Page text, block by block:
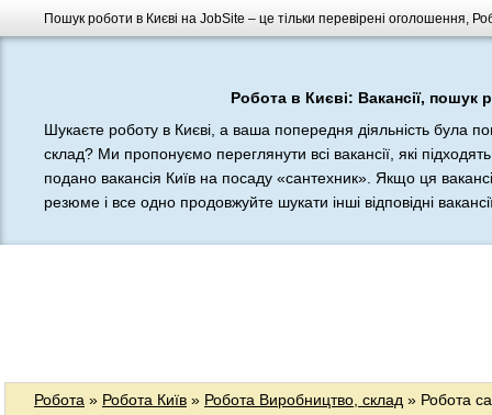
Пошук роботи в Києві на JobSite – це тільки перевірені оголошення,
Робота в Києві: Вакансії, пошук
Шукаєте роботу в Києві, а ваша попередня діяльність була
склад? Ми пропонуємо переглянути всі вакансії, які
подано вакансія Київ на посаду «сантехник». Якщо ця
резюме і все одно продовжуйте шукати інші відповідні
Робота » Робота Київ » Робота Виробництво, склад » Робота